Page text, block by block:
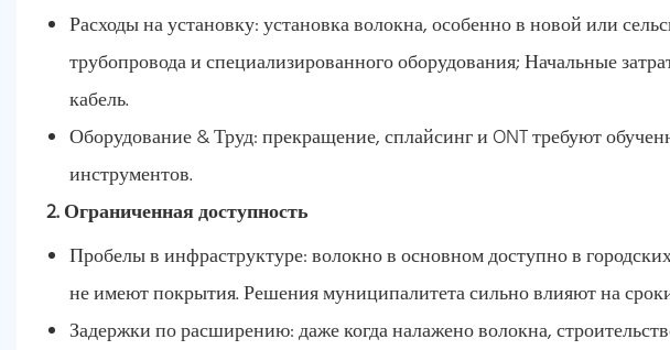
Расходы на установку: установка волокна, особенно в новой или
трубопровода и специализированного оборудования; Начальные
кабель.
Оборудование & Труд: прекращение, сплайсинг и ONT требуют
инструментов.
2. Ограниченная доступность
Пробелы в инфраструктуре: волокно в основном доступно в
не имеют покрытия. Решения муниципалитета сильно влияют на
Задержки по расширению: даже когда налажено волокна,